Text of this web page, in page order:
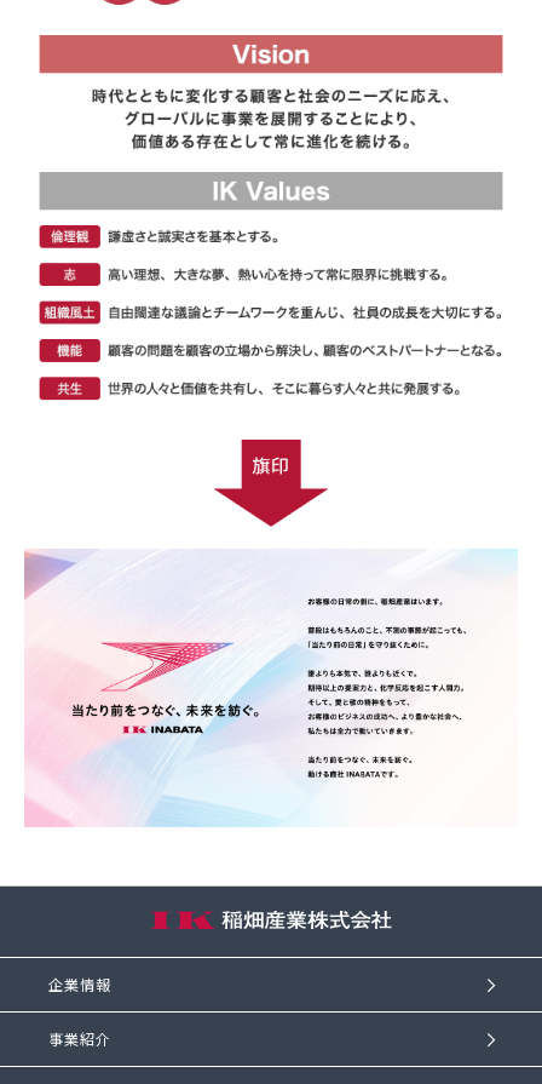
企業情報
事業紹介